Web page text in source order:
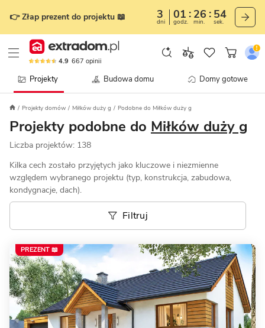
👉 Złap prezent do projektu 📖 3
dni
01
godz.
26
min.
51
sek.
4.9 667 opinii
Projekty Budowa domu Domy gotowe
Projekty domów Miłków duży g Podobne do Miłków duży g
Projekty podobne do Miłków duży g
Liczba projektów: 138
Kilka cech zostało przyjętych jako kluczowe i niezmienne
względem wybranego projektu (typ, konstrukcja, zabudowa,
kondygnacje, dach).
Filtruj
PREZENT 📖